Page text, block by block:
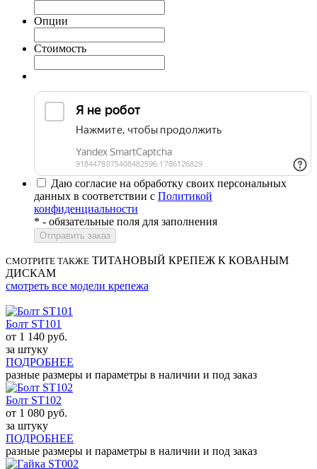
Опции
Стоимость
Даю согласие на обработку своих персональных
данных в соответствии с Политикой
конфиденциальности
* - обязательные поля для заполнения
СМОТРИТЕ ТАКЖЕ ТИТАНОВЫЙ КРЕПЕЖ К КОВАНЫМ
ДИСКАМ
смотреть все модели крепежа
Болт ST101
от 1 140 руб.
за штуку
ПОДРОБНЕЕ
разные размеры и параметры в наличии и под заказ
Болт ST102
от 1 080 руб.
за штуку
ПОДРОБНЕЕ
разные размеры и параметры в наличии и под заказ